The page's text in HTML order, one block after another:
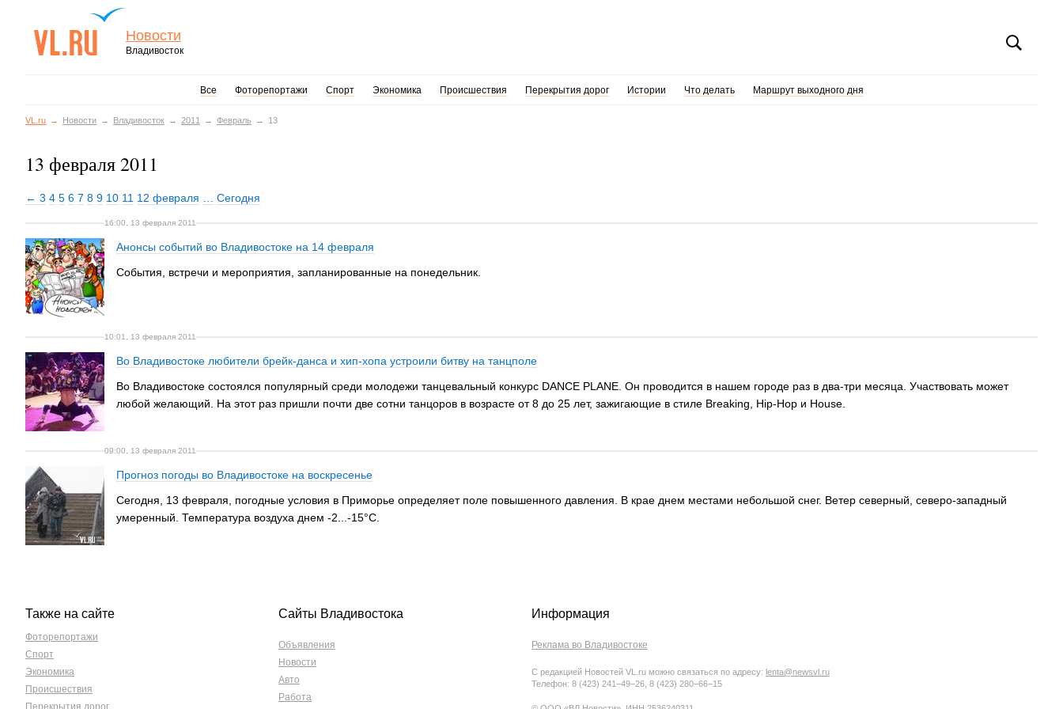
Новости
Владивосток
Все Фоторепортажи Спорт Экономика Происшествия Перекрытия дорог Истории Что делать Маршрут выходного дня
VL.ru Новости Владивосток 2011 Февраль 13
13 февраля 2011
← 3 4 5 6 7 8 9 10 11 12 февраля Сегодня
16:00, 13 февраля 2011
Анонсы событий во Владивостоке на 14 февраля
События, встречи и мероприятия, запланированные на понедельник.
10:01, 13 февраля 2011
Во Владивостоке любители брейк-данса и хип-хопа устроили битву на танцполе
Во Владивостоке состоялся популярный среди молодежи танцевальный конкурс DANCE PLANE. Он проводится в нашем городе раз в два-три месяца. Участвовать может
любой желающий. На этот раз пришли почти две сотни танцоров в возрасте от 8 до 25 лет, зажигающие в стиле Breaking, Hip-Hop и House.
09:00, 13 февраля 2011
Прогноз погоды во Владивостоке на воскресенье
Сегодня, 13 февраля, погодные условия в Приморье определяет поле повышенного давления. В крае днем местами небольшой снег. Ветер северный, северо-западный
умеренный. Температура воздуха днем -2...-15°C.
Также на сайте
Фоторепортажи
Спорт
Экономика
Происшествия
Перекрытия дорог
Сайты Владивостока
Объявления
Новости
Авто
Работа
Информация
Реклама во Владивостоке
С редакцией Новостей VL.ru можно связаться по адресу: lenta@newsvl.ru
Телефон: 8 (423) 241−49−26, 8 (423) 280−66−15